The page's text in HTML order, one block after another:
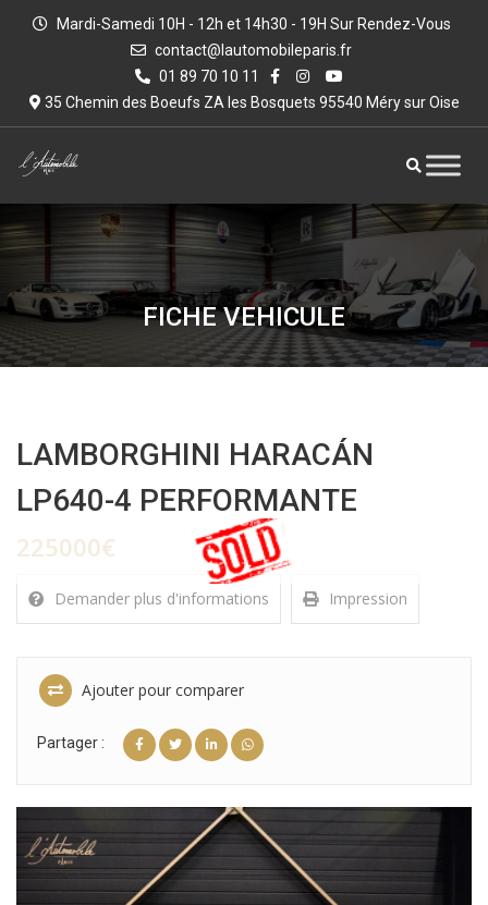
Mardi-Samedi 10H - 12h et 14h30 - 19H Sur Rendez-Vous
contact@lautomobileparis.fr
01 89 70 10 11
35 Chemin des Boeufs ZA les Bosquets 95540 Méry sur Oise
FICHE VEHICULE
LAMBORGHINI HARACÁN
LP640-4 PERFORMANTE
225000€
Demander plus d'informations Impression
Ajouter pour comparer
Partager :